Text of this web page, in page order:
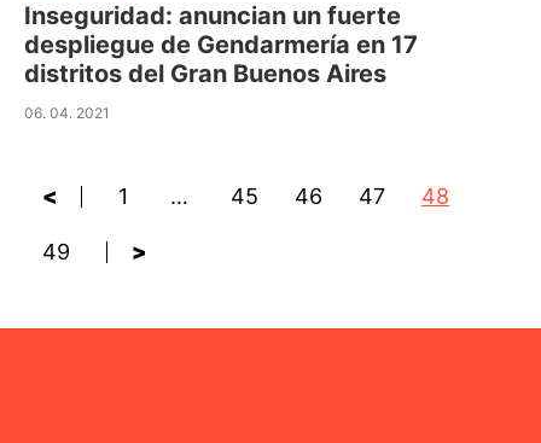
Inseguridad: anuncian un fuerte
despliegue de Gendarmería en 17
distritos del Gran Buenos Aires
06. 04. 2021
< 1 … 45 46 47 48
49 >